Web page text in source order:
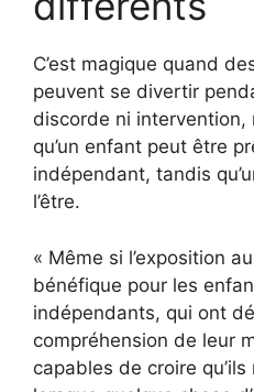
C’est magique quand
peuvent se divertir
discorde ni intervention,
qu’un enfant peut être
indépendant, tandis
l’être.
« Même si l’exposition
bénéfique pour les
indépendants, qui ont
compréhension de leur
capables de croire